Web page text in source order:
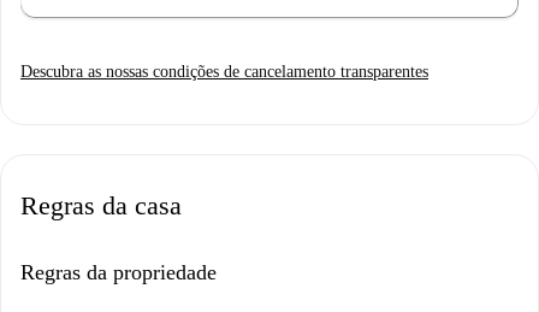
Descubra as nossas condições de cancelamento transparentes
Regras da casa
Regras da propriedade